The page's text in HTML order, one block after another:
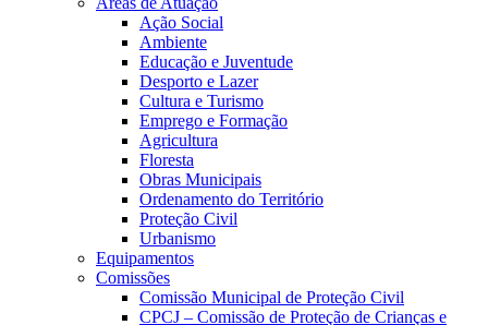
Ação Social
Ambiente
Educação e Juventude
Desporto e Lazer
Cultura e Turismo
Emprego e Formação
Agricultura
Floresta
Obras Municipais
Ordenamento do Território
Proteção Civil
Urbanismo
Equipamentos
Comissões
Comissão Municipal de Proteção Civil
CPCJ – Comissão de Proteção de Crianças e